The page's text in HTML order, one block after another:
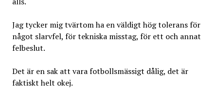
Jag tycker mig tvärtom ha en väldigt hög tolerans för
något slarvfel, för tekniska misstag, för ett och annat
felbeslut.
Det är en sak att vara fotbollsmässigt dålig, det är
faktiskt helt okej.